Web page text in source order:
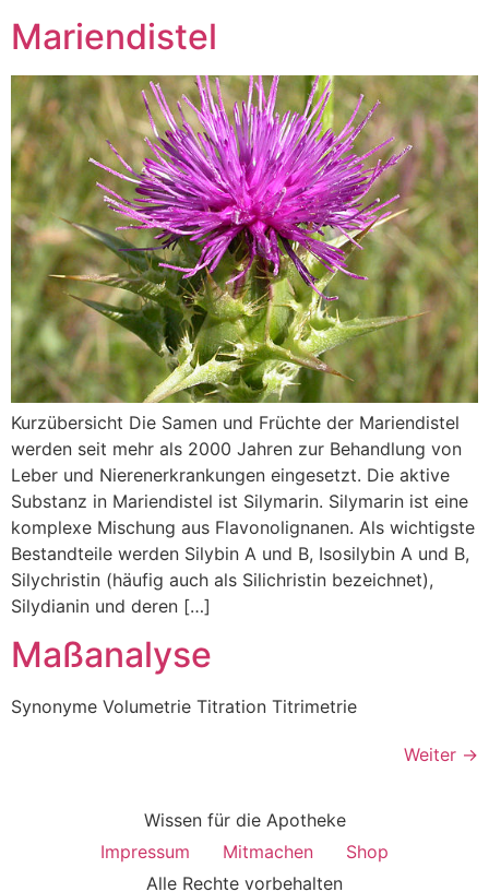
Mariendistel
Kurzübersicht Die Samen und Früchte der Mariendistel
werden seit mehr als 2000 Jahren zur Behandlung von
Leber und Nierenerkrankungen eingesetzt. Die aktive
Substanz in Mariendistel ist Silymarin. Silymarin ist eine
komplexe Mischung aus Flavonolignanen. Als wichtigste
Bestandteile werden Silybin A und B, Isosilybin A und B,
Silychristin (häufig auch als Silichristin bezeichnet),
Silydianin und deren […]
Maßanalyse
Synonyme Volumetrie Titration Titrimetrie
Weiter →
Wissen für die Apotheke
Impressum
Mitmachen
Shop
Alle Rechte vorbehalten